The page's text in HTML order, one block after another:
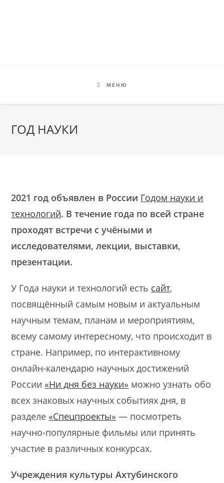
МЕНЮ
ГОД НАУКИ
2021 год объявлен в России Годом науки и
технологий. В течение года по всей стране
проходят встречи с учёными и
исследователями, лекции, выставки,
презентации.
У Года науки и технологий есть сайт,
посвящённый самым новым и актуальным
научным темам, планам и мероприятиям,
всему самому интересному, что происходит в
стране. Например, по интерактивному
онлайн-календарю научных достижений
России«Ни дня без науки» можно узнать обо
всех знаковых научных событиях дня, в
разделе«Спецпроекты» — посмотреть
научно-популярные фильмы или принять
участие в различных конкурсах.
Учреждения культуры Ахтубинского